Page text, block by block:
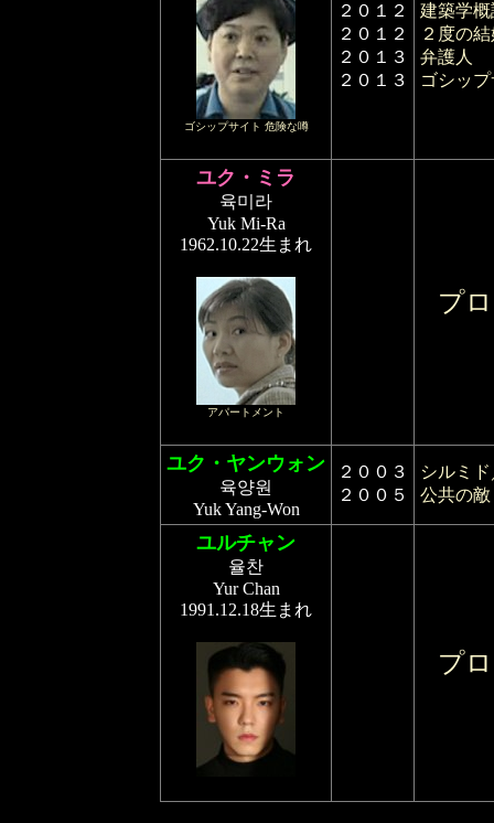
ゴシップサイト 危険な噂
２０１２
２０１２
２０１３
２０１３
建築学概
２度の
弁護人
ゴシッ
ユク・ミラ
육미라
Yuk Mi-Ra
1962.10.22生まれ
アパートメント
プ
ユク・ヤンウォン
육양원
Yuk Yang-Won
２００３
２００５
シルミ
公共の
ユルチャン
율찬
Yur Chan
1991.12.18生まれ
プ